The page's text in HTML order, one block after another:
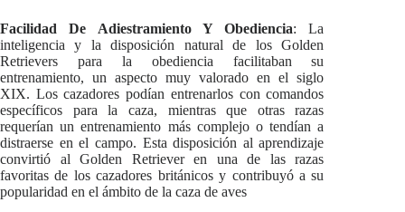
Facilidad De Adiestramiento Y Obediencia: La
inteligencia y la disposición natural de los Golden
Retrievers para la obediencia facilitaban su
entrenamiento, un aspecto muy valorado en el siglo
XIX. Los cazadores podían entrenarlos con comandos
específicos para la caza, mientras que otras razas
requerían un entrenamiento más complejo o tendían a
distraerse en el campo. Esta disposición al aprendizaje
convirtió al Golden Retriever en una de las razas
favoritas de los cazadores británicos y contribuyó a su
popularidad en el ámbito de la caza de aves